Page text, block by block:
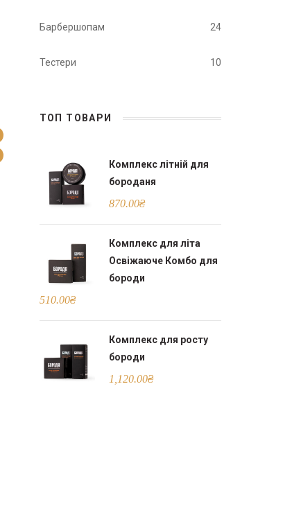
Барбершопам 24
Тестери 10
ТОП ТОВАРИ
Комплекс літній для
бороданя
870.00₴
Комплекс для літа
Освіжаюче Комбо для
бороди
510.00₴
Комплекс для росту
бороди
1,120.00₴